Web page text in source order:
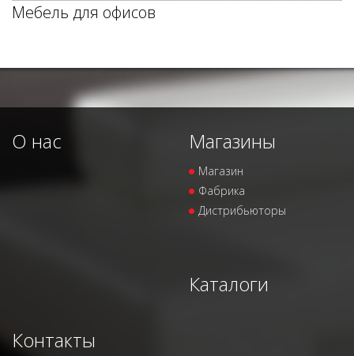
Мебель для офисов
О нас Магазины
Магазин
Фабрика
Дистрибьюторы
Каталоги
Контакты